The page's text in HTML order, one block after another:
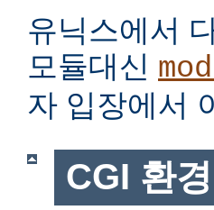
유닉스에서
모듈대신
자 입장에서
CGI 환